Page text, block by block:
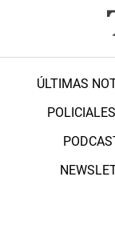
ÚLTIMAS
POLICIALES